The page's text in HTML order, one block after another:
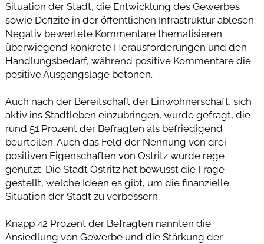
Situation der Stadt, die Entwicklung des Gewerbes
sowie Defizite in der öffentlichen Infrastruktur ablesen.
Negativ bewertete Kommentare thematisieren
überwiegend konkrete Herausforderungen und den
Handlungsbedarf, während positive Kommentare die
positive Ausgangslage betonen.
Auch nach der Bereitschaft der Einwohnerschaft, sich
aktiv ins Stadtleben einzubringen, wurde gefragt, die
rund 51 Prozent der Befragten als befriedigend
beurteilen. Auch das Feld der Nennung von drei
positiven Eigenschaften von Ostritz wurde rege
genutzt. Die Stadt Ostritz hat bewusst die Frage
gestellt, welche Ideen es gibt, um die finanzielle
Situation der Stadt zu verbessern.
Knapp 42 Prozent der Befragten nannten die
Ansiedlung von Gewerbe und die Stärkung der